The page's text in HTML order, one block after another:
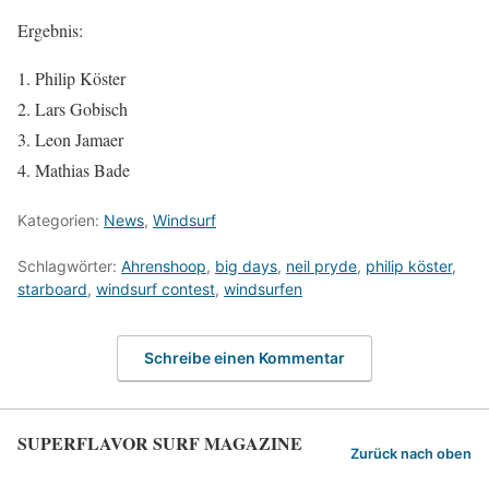
Ergebnis:
Philip Köster
Lars Gobisch
Leon Jamaer
Mathias Bade
Kategorien: News, Windsurf
Schlagwörter: Ahrenshoop, big days, neil pryde, philip köster,
starboard, windsurf contest, windsurfen
Schreibe einen Kommentar
SUPERFLAVOR SURF MAGAZINE Zurück nach oben